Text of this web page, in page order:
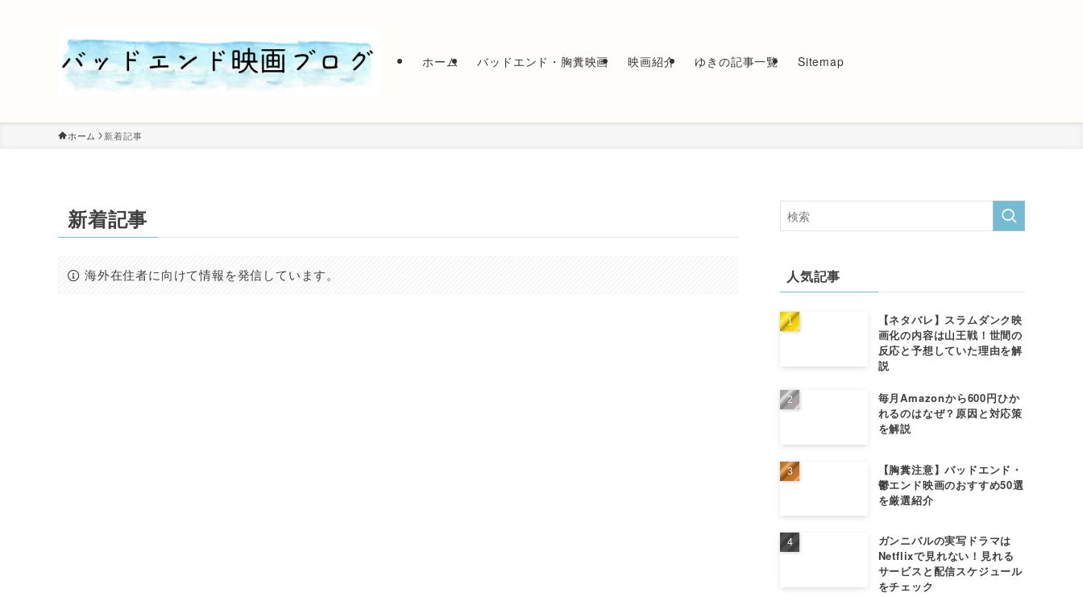
ホーム バッドエンド・胸糞映画 映画紹介 ゆきの記事一覧 Sitemap
ホーム 新着記事
新着記事
海外在住者に向けて情報を発信しています。 人気記事
【ネタバレ】スラムダンク映
画化の内容は山王戦！世間の
反応と予想していた理由を解
説
毎月Amazonから600円ひか
れるのはなぜ？原因と対応策
を解説
【胸糞注意】バッドエンド・
鬱エンド映画のおすすめ50選
を厳選紹介
ガンニバルの実写ドラマは
Netflixで見れない！見れる
サービスと配信スケジュール
をチェック